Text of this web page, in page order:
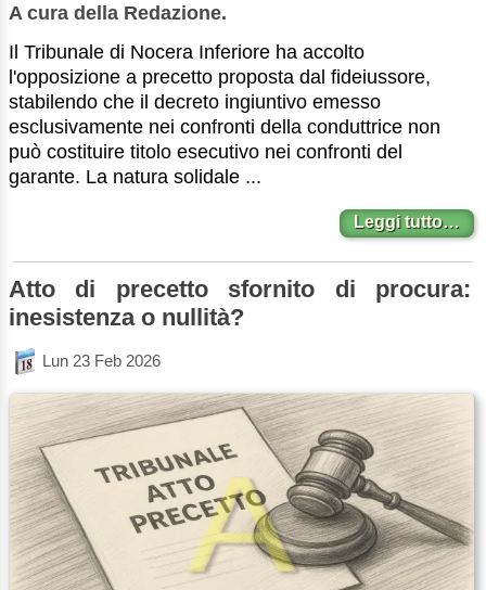
A cura della Redazione.
Il Tribunale di Nocera Inferiore ha accolto
l'opposizione a precetto proposta dal fideiussore,
stabilendo che il decreto ingiuntivo emesso
esclusivamente nei confronti della conduttrice non
può costituire titolo esecutivo nei confronti del
garante. La natura solidale ...
Leggi tutto…
Atto di precetto sfornito di procura:
inesistenza o nullità?
Lun 23 Feb 2026